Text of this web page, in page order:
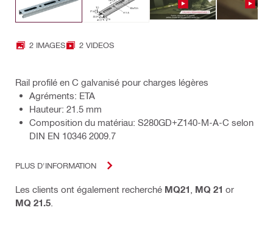
2 IMAGES 2 VIDEOS
Rail profilé en C galvanisé pour charges légères
Agréments: ETA
Hauteur: 21.5 mm
Composition du matériau: S280GD+Z140-M-A-C selon
DIN EN 10346 2009.7
PLUS D'INFORMATION
Les clients ont également recherché MQ21 MQ 21 or
MQ 21.5